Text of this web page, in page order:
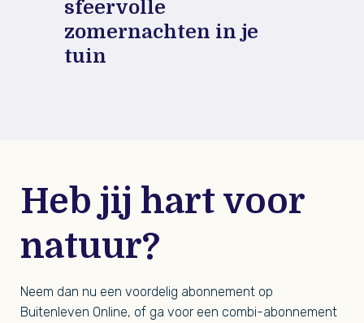
sfeervolle
zomernachten in je
tuin
Heb jij hart voor
natuur?
Neem dan nu een voordelig abonnement op
Buitenleven Online, of ga voor een combi-abonnement